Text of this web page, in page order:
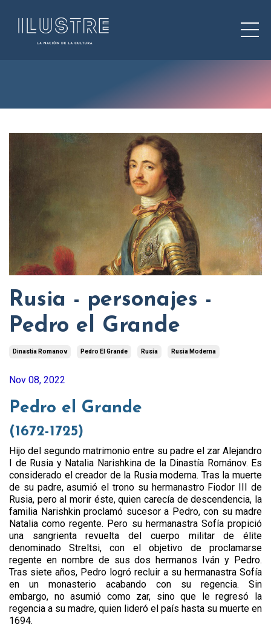
Rusia - personajes -
Pedro el Grande
Dinastia Romanov Pedro El Grande Rusia Rusia Moderna
Nov 08, 2022
Pedro el Grande
(1672-1725)
Hijo del segundo matrimonio entre su padre el zar Alejandro
I de Rusia y Natalia Narishkina de la Dinastía Románov. Es
considerado el creador de la Rusia moderna. Tras la muerte
de su padre, asumió el trono su hermanastro Fiodor III de
Rusia, pero al morir éste, quien carecía de descendencia, la
familia Narishkin proclamó sucesor a Pedro, con su madre
Natalia como regente. Pero su hermanastra Sofía propició
una sangrienta revuelta del cuerpo militar de élite
denominado Streltsi, con el objetivo de proclamarse
regente en nombre de sus dos hermanos Iván y Pedro.
Tras siete años, Pedro logró recluir a su hermanastra Sofía
en un monasterio acabando con su regencia. Sin
embargo, no asumió como zar, sino que le regresó la
regencia a su madre, quien lideró el país hasta su muerte en
1694.